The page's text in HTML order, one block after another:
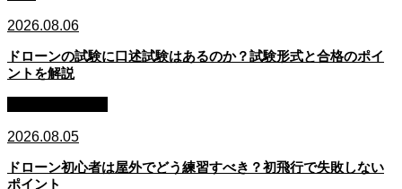
2026.08.06
ドローンの試験に口述試験はあるのか？試験形式と合格のポイ
ントを解説
2026.08.05
ドローン初心者は屋外でどう練習すべき？初飛行で失敗しない
ポイント